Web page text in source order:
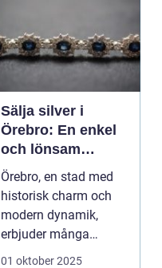
Sälja silver i
Örebro: En enkel
och lönsam
process
Örebro, en stad med
historisk charm och
modern dynamik,
erbjuder många
möjligheter f...
01 oktober 2025